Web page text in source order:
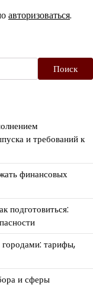
авторизоваться.
Поиск
и требований к
финансовых
подготовиться:
тарифы,
и сферы